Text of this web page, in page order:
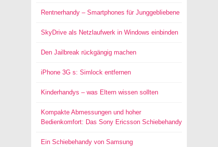
Rentnerhandy – Smartphones für Junggebliebene
SkyDrive als Netzlaufwerk in Windows einbinden
Den Jailbreak rückgängig machen
iPhone 3G s: Simlock entfernen
Kinderhandys – was Eltern wissen sollten
Kompakte Abmessungen und hoher
Bedienkomfort: Das Sony Ericsson Schiebehandy
Ein Schiebehandy von Samsung